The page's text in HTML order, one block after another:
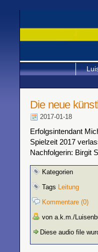
Die neue
2017-01-18
Erfolgsintendant
Spielzeit 2017
Nachfolgerin: Birgit
Kategorien
Tags Leitung
Kommentare (0)
von a.k.m./
Diese audio file